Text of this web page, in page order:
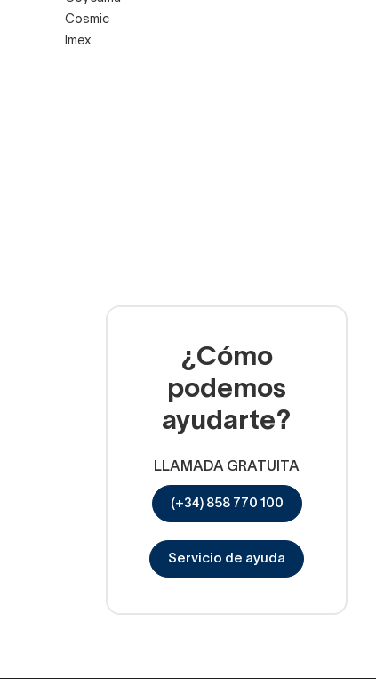
Cosmic
Imex
¿Cómo
podemos
ayudarte?
LLAMADA GRATUITA
(+34) 858 770 100
Servicio de ayuda